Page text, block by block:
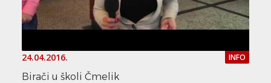
24.04.2016. INFO
Birači u školi Čmelik